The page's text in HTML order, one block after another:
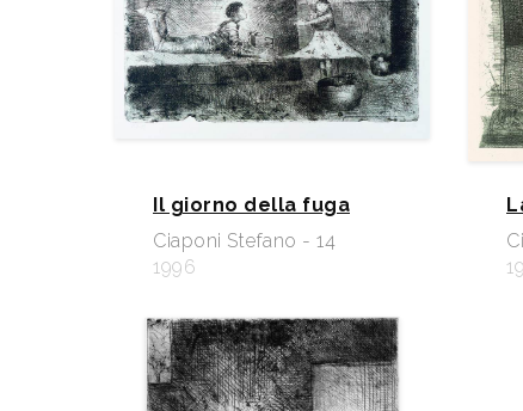
Il giorno della fuga
Ciaponi Stefano - 14
1996